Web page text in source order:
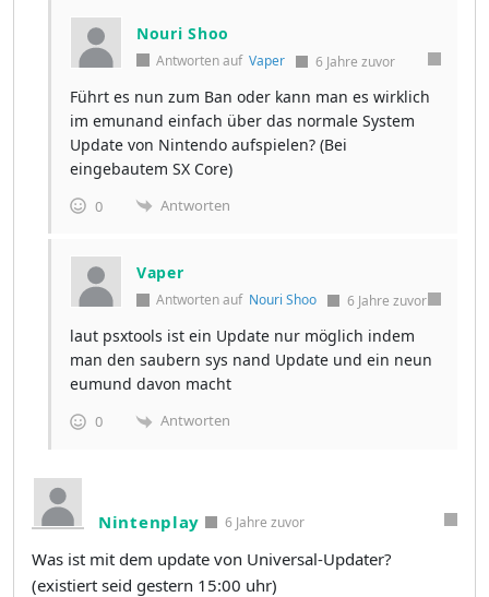
Nouri Shoo
Antworten auf Vaper 6 Jahre zuvor
Führt es nun zum Ban oder kann man es wirklich
im emunand einfach über das normale System
Update von Nintendo aufspielen? (Bei
eingebautem SX Core)
0 Antworten
Vaper
Antworten auf Nouri Shoo 6 Jahre zuvor
laut psxtools ist ein Update nur möglich indem
man den saubern sys nand Update und ein neun
eumund davon macht
0 Antworten
Nintenplay 6 Jahre zuvor
Was ist mit dem update von Universal-Updater?
(existiert seid gestern 15:00 uhr)